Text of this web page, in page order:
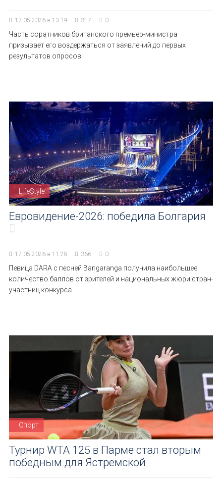
17.05.2026 в 13:19 317 0
Часть соратников британского премьер-министра
призывает его воздержаться от заявлений до первых
результатов опросов.
LifeStyle
Евровидение-2026: победила Болгария
17.05.2026 в 11:28 366 0
Певица DARA с песней Bangaranga получила наибольшее
количество баллов от зрителей и национальных жюри стран-
участниц конкурса.
Спорт
Турнир WTA 125 в Парме стал вторым
победным для Ястремской